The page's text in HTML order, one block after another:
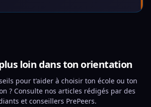
loin dans ton orientation
pour t'aider à choisir ton école ou ton
? Consulte nos articles rédigés par des
et conseillers PrePeers.